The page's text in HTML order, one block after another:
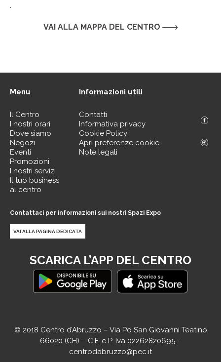
.
VAI ALLA MAPPA DEL CENTRO
Menu
Il Centro
I nostri orari
Dove siamo
Negozi
Eventi
Promozioni
I nostri servizi
Il tuo business
al centro
Informazioni utili
Contatti
Informativa privacy
Cookie Policy
Apri preferenze cookie
Note legali
Contattaci per informazioni sui nostri Spazi Expo
VAI ALLA PAGINA DEDICATA
SCARICA L’APP DEL CENTRO
© 2018 Centro d’Abruzzo – Via Po San Giovanni Teatino
66020 (CH) – C.F. e P. Iva 02262820695 –
centrodabruzzo@pec.it